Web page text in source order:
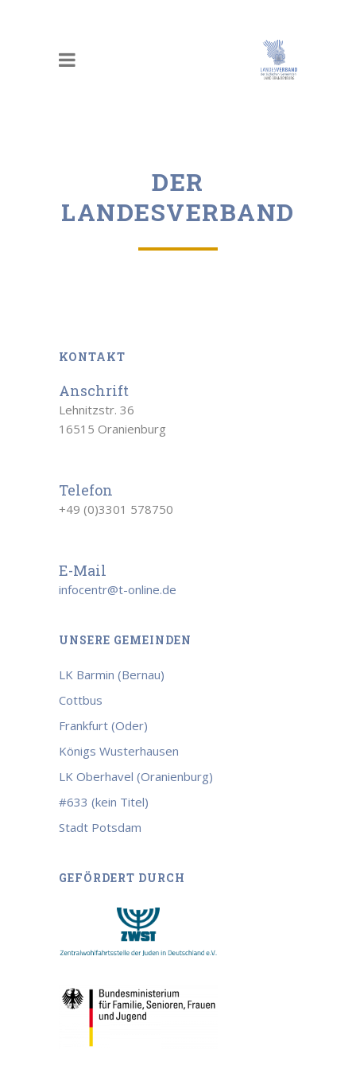
DER
LANDESVERBAND
KONTAKT
Anschrift
Lehnitzstr. 36
16515 Oranienburg
Telefon
+49 (0)3301 578750
E-Mail
infocentr@t-online.de
UNSERE GEMEINDEN
LK Barmin (Bernau)
Cottbus
Frankfurt (Oder)
Königs Wusterhausen
LK Oberhavel (Oranienburg)
#633 (kein Titel)
Stadt Potsdam
GEFÖRDERT DURCH